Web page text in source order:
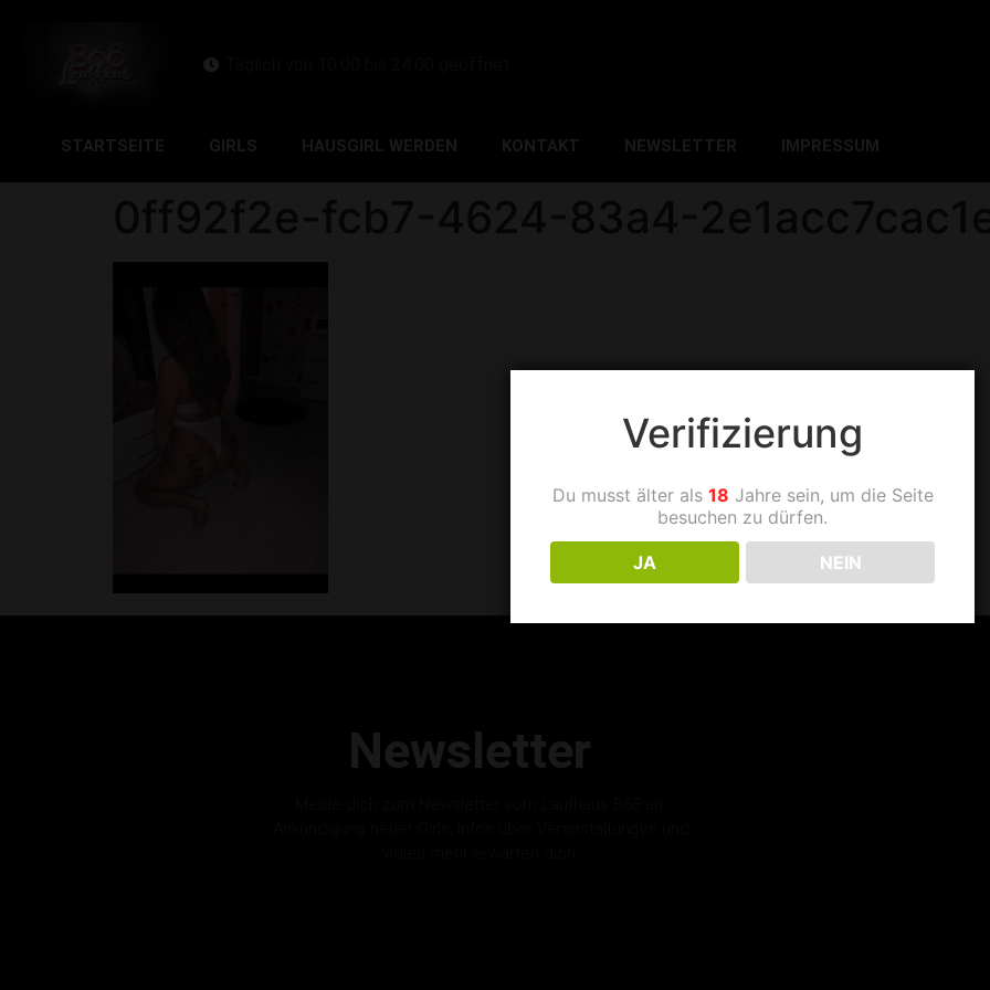
STARTSEITE GIRLS HAUSGIRL WERDEN KONTAKT NEWSLETTER IMPRESSUM
Newsletter
Verifizierung
Du musst älter als 18 Jahre sein, um die Seite
besuchen zu dürfen.
JA NEIN